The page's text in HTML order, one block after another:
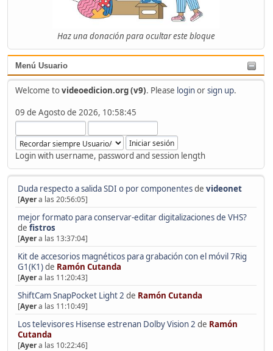
Haz una donación para ocultar este bloque
Menú Usuario
Welcome tovideoedicion.org (v9). Please loginorsign up.
09 de Agosto de 2026, 10:58:45
Login with username, password and session length
Duda respecto a salida SDI o por componentesde videonet
[Ayera las 20:56:05]
mejor formato para conservar-editar digitalizaciones de VHS?
de fistros
[Ayera las 13:37:04]
Kit de accesorios magnéticos para grabación con el móvil 7Rig
G1(K1)de Ramón Cutanda
[Ayera las 11:20:43]
ShiftCam SnapPocket Light 2 de Ramón Cutanda
[Ayera las 11:10:49]
Los televisores Hisense estrenan Dolby Vision 2 de Ramón
Cutanda
[Ayera las 10:22:46]